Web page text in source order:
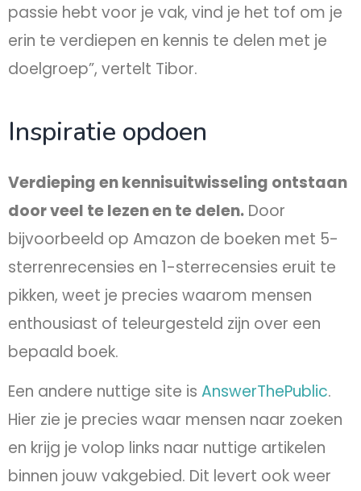
passie hebt voor je vak, vind je het tof om je
erin te verdiepen en kennis te delen met je
doelgroep”, vertelt Tibor.
Inspiratie opdoen
Verdieping en kennisuitwisseling ontstaan
door veel te lezen en te delen. Door
bijvoorbeeld op Amazon de boeken met 5-
sterrenrecensies en 1-sterrecensies eruit te
pikken, weet je precies waarom mensen
enthousiast of teleurgesteld zijn over een
bepaald boek.
Een andere nuttige site is AnswerThePublic.
Hier zie je precies waar mensen naar zoeken
en krijg je volop links naar nuttige artikelen
binnen jouw vakgebied. Dit levert ook weer